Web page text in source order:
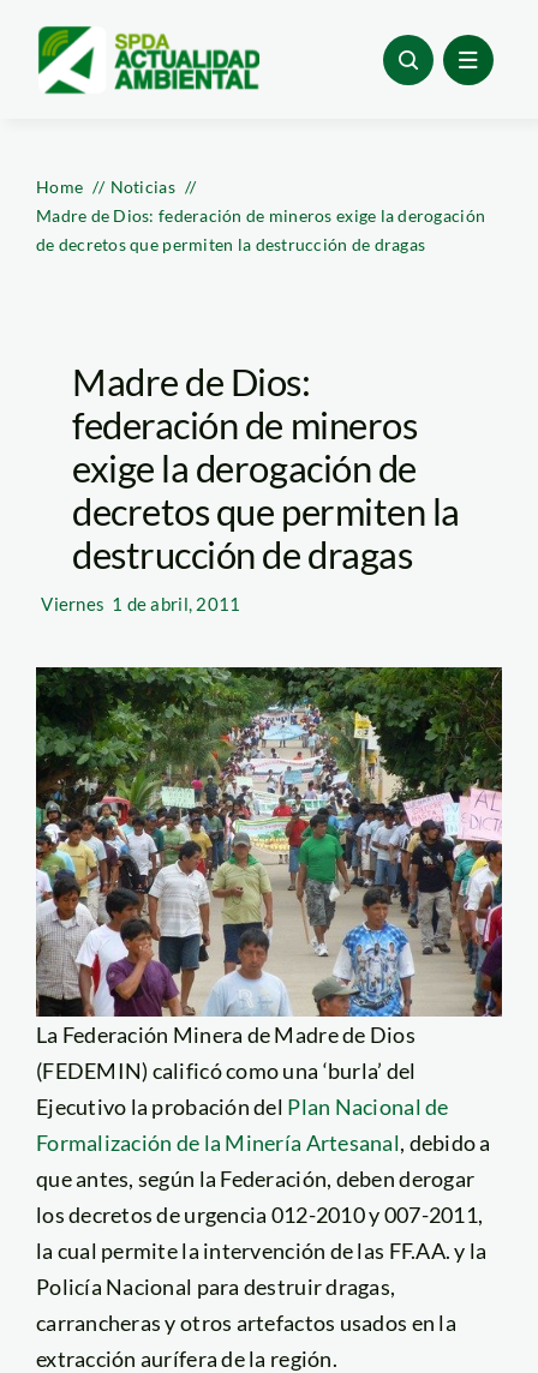
content
Home
Noticias
Madre de Dios: federación de mineros exige la derogación
de decretos que permiten la destrucción de dragas
Madre de Dios:
federación de mineros
exige la derogación de
decretos que permiten la
destrucción de dragas
Viernes 1 de abril, 2011
La Federación Minera de Madre de Dios
(FEDEMIN) calificó como una ‘burla’ del
Ejecutivo la probación del Plan Nacional de
Formalización de la Minería Artesanal, debido a
que antes, según la Federación, deben derogar
los decretos de urgencia 012-2010 y 007-2011,
la cual permite la intervención de las FF.AA. y la
Policía Nacional para destruir dragas,
carrancheras y otros artefactos usados en la
extracción aurífera de la región.